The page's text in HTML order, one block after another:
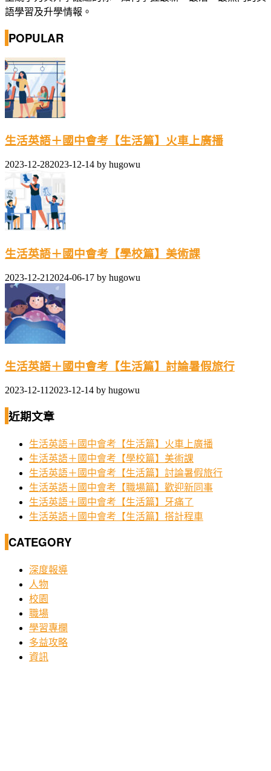
語學習及升學情報。
POPULAR
生活英語＋國中會考【生活篇】火車上廣播
2023-12-282023-12-14 by hugowu
生活英語＋國中會考【學校篇】美術課
2023-12-21 2024-06-17 by hugowu
生活英語＋國中會考【生活篇】討論暑假旅行
2023-12-11 2023-12-14 by hugowu
近期文章
生活英語＋國中會考【生活篇】火車上廣播
生活英語＋國中會考【學校篇】美術課
生活英語＋國中會考【生活篇】討論暑假旅行
生活英語＋國中會考【職場篇】歡迎新同事
生活英語＋國中會考【生活篇】牙痛了
生活英語＋國中會考【生活篇】搭計程車
CATEGORY
深度報導
人物
校園
職場
學習專欄
多益攻略
資訊